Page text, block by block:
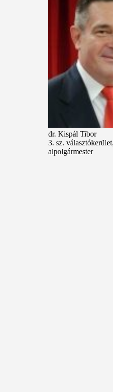
dr. Kispál Tibor
3. sz. választókerület,
alpolgármester